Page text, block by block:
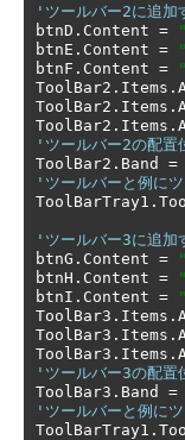
'ツールバー2に追加
btnD . Content =
btnE . Content =
btnF . Content =
ToolBar2 . Items .
ToolBar2 . Items .
ToolBar2 . Items .
'ツールバー2の配置
ToolBar2 . Band =
'ツールバーと例に
ToolBarTray1 .
'ツールバー3に追加
btnG . Content =
btnH . Content =
btnI . Content =
ToolBar3 . Items .
ToolBar3 . Items .
ToolBar3 . Items .
'ツールバー3の配置
ToolBar3 . Band =
'ツールバーと例に
ToolBarTray1 .